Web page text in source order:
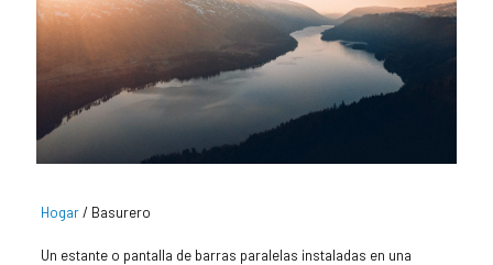
Hogar/ Basurero
Un estante o pantalla de barras paralelas instaladas en una